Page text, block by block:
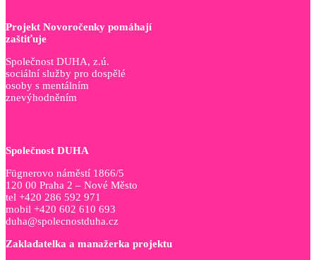
Projekt Novoročenky pomáhají
zaštiťuje
Společnost DUHA, z.ú.
sociální služby pro dospělé
osoby s mentálním
znevýhodněním
Společnost DUHA
Fügnerovo náměstí 1866/5
120 00 Praha 2 – Nové Město
tel +420 286 592 971
mobil +420 602 610 693
duha@spolecnostduha.cz
Zakladatelka a manažerka projektu